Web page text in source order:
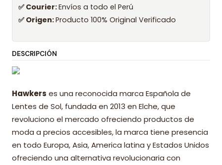
✅ Courier:Envíos a todo el Perú
✅ Origen:Producto 100% Original Verificado
DESCRIPCIÓN
Hawkers es una reconocida marca Española de
Lentes de Sol, fundada en 2013 en Elche, que
revoluciono el mercado ofreciendo productos de
moda a precios accesibles, la marca tiene presencia
en todo Europa, Asia, America latina y Estados Unidos
ofreciendo una alternativa revolucionaria con